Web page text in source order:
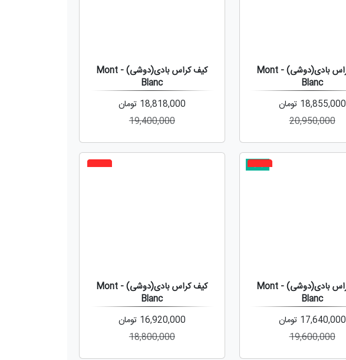
کیف کراس بادی(دوشی) - Mont
Blanc
18,855,000 تومان
20,950,000
کیف کراس بادی(دوشی) - Mont
Blanc
18,818,000 تومان
19,400,000
جدید
کیف کراس بادی(دوشی) - Mont
Blanc
17,640,000 تومان
19,600,000
کیف کراس بادی(دوشی) - Mont
Blanc
16,920,000 تومان
18,800,000